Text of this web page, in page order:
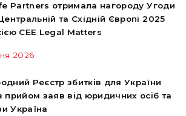
Partners отримала нагороду Угоди
та Східній Європі 2025
CEE Legal Matters
2026
Реєстр збитків для України
прийом заяв від юридичних осіб та
Україна